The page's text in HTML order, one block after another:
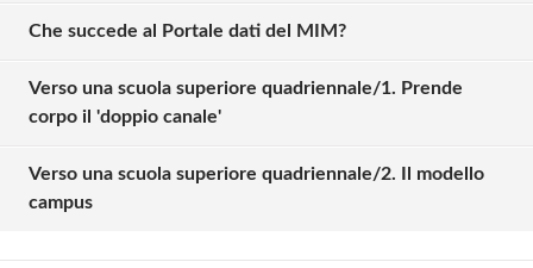
Che succede al Portale dati del MIM?
Verso una scuola superiore quadriennale/1. Prende
corpo il 'doppio canale'
Verso una scuola superiore quadriennale/2. Il modello
campus
Solo gli utenti registrati possono
Effettua il